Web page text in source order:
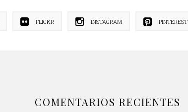
FLICKR INSTAGRAM PINTEREST
COMENTARIOS RECIENTES